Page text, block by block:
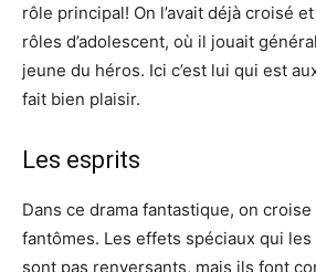
rôle principal! On l’avait déjà croisé
rôles d’adolescent, où il jouait
jeune du héros. Ici c’est lui qui est
fait bien plaisir.
Les esprits
Dans ce drama fantastique, on
fantômes. Les effets spéciaux qui
sont pas renversants, mais ils font